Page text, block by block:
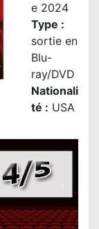
e 2024
Type :
sortie en
Blu-
ray/DVD
Nationali
té : USA